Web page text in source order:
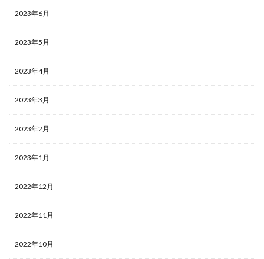
2023年6月
2023年5月
2023年4月
2023年3月
2023年2月
2023年1月
2022年12月
2022年11月
2022年10月